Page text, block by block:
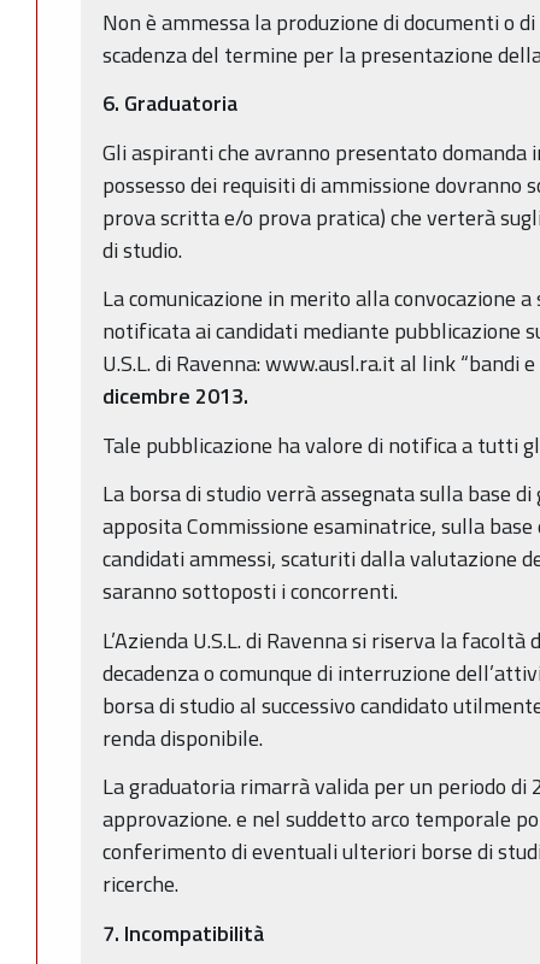
Non è ammessa la produzione di documenti o
scadenza del termine per la presentazione
6. Graduatoria
Gli aspiranti che avranno presentato domanda
possesso dei requisiti di ammissione dovranno
prova scritta e/o prova pratica) che verterà
di studio.
La comunicazione in merito alla convocazione
notificata ai candidati mediante pubblicazione
U.S.L. di Ravenna: www.ausl.ra.it al link “bandi
dicembre 2013.
Tale pubblicazione ha valore di notifica a tutti
La borsa di studio verrà assegnata sulla base
apposita Commissione esaminatrice, sulla
candidati ammessi, scaturiti dalla valutazione
saranno sottoposti i concorrenti.
L’Azienda U.S.L. di Ravenna si riserva la
decadenza o comunque di interruzione
borsa di studio al successivo candidato
renda disponibile.
La graduatoria rimarrà valida per un periodo di
approvazione. e nel suddetto arco temporale
conferimento di eventuali ulteriori borse di
ricerche.
7. Incompatibilità